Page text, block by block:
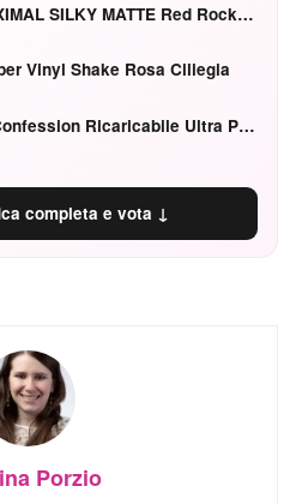
MAC M·A·CXIMAL SILKY MATTE Red Rock mat
Vinyl Shake Rosa Ciliegia
Hourglass Confession Ricaricabile Ultra Preciso Ad Alta Intensità Secretly Classic Red
completa e vota ↓
Porzio